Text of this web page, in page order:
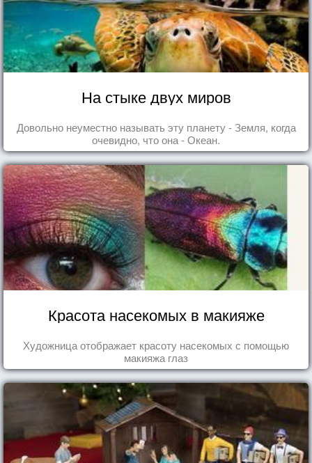
На стыке двух миров
Довольно неуместно называть эту планету - Земля, когда
очевидно, что она - Океан.
Красота насекомых в макияже
Художница отображает красоту насекомых с помощью
макияжа глаз